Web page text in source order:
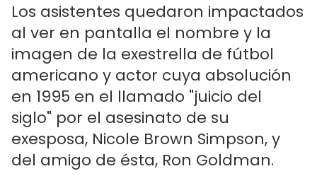
Los asistentes quedaron impactados
al ver en pantalla el nombre y la
imagen de la exestrella de fútbol
americano y actor cuya absolución
en 1995 en el llamado "juicio del
siglo" por el asesinato de su
exesposa, Nicole Brown Simpson, y
del amigo de ésta, Ron Goldman.